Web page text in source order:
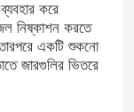
করে
নিষ্কাশন করতে
একটি শুকনো
জারগুলির ভিতরে